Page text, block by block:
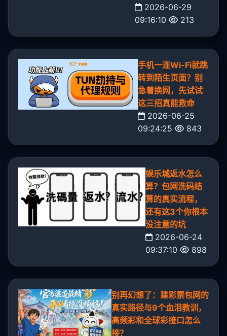
2026-06-29
09:16:10
213
手机一连Wi-Fi就跳
转到陌生页面？别
急着换网，先试试
这三招真能救命
2026-06-25
09:24:25
843
娱乐城返水怎么
算？包网洗码结
算的真实流程，
还有这3个你根本
没注意的坑
2026-06-24
09:37:10
898
别再幻想了：建彩票包网的
真实路径与9个血泪教训，
高频彩和全球彩接口怎么
接？